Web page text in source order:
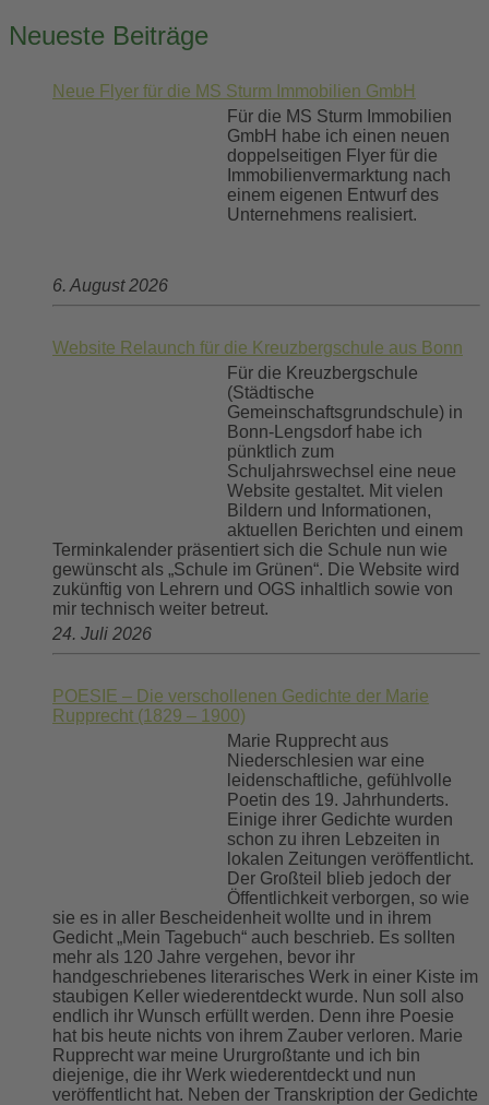
Neueste Beiträge
Neue Flyer für die MS Sturm Immobilien GmbH
Für die MS Sturm Immobilien
GmbH habe ich einen neuen
doppelseitigen Flyer für die
Immobilienvermarktung nach
einem eigenen Entwurf des
Unternehmens realisiert.
6. August 2026
Website Relaunch für die Kreuzbergschule aus Bonn
Für die Kreuzbergschule
(Städtische
Gemeinschaftsgrundschule) in
Bonn-Lengsdorf habe ich
pünktlich zum
Schuljahrswechsel eine neue
Website gestaltet. Mit vielen
Bildern und Informationen,
aktuellen Berichten und einem
Terminkalender präsentiert sich die Schule nun wie
gewünscht als „Schule im Grünen“. Die Website wird
zukünftig von Lehrern und OGS inhaltlich sowie von
mir technisch weiter betreut.
24. Juli 2026
POESIE – Die verschollenen Gedichte der Marie
Rupprecht (1829 – 1900)
Marie Rupprecht aus
Niederschlesien war eine
leidenschaftliche, gefühlvolle
Poetin des 19. Jahrhunderts.
Einige ihrer Gedichte wurden
schon zu ihren Lebzeiten in
lokalen Zeitungen veröffentlicht.
Der Großteil blieb jedoch der
Öffentlichkeit verborgen, so wie
sie es in aller Bescheidenheit wollte und in ihrem
Gedicht „Mein Tagebuch“ auch beschrieb. Es sollten
mehr als 120 Jahre vergehen, bevor ihr
handgeschriebenes literarisches Werk in einer Kiste im
staubigen Keller wiederentdeckt wurde. Nun soll also
endlich ihr Wunsch erfüllt werden. Denn ihre Poesie
hat bis heute nichts von ihrem Zauber verloren. Marie
Rupprecht war meine Ururgroßtante und ich bin
diejenige, die ihr Werk wiederentdeckt und nun
veröffentlicht hat. Neben der Transkription der Gedichte